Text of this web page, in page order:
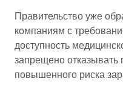
Правительство уже
компаниям с
доступность
запрещено отказывать
повышенного риска